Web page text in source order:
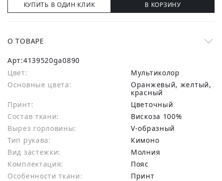
КУПИТЬ В ОДИН КЛИК В КОРЗИНУ
О ТОВАРЕ
Арт:4139520ga0890
Цвет:
Мультиколор
Основные цвета:
оранжевый, желтый,
красный
Принт:
Цветочный
Состав ткани:
вискоза 100%
Вырез горловины:
V-образный
Тип рукава:
Кимоно
Вид застежки:
Молния
Комплектация:
Пояс
Особенности ткани:
Принт